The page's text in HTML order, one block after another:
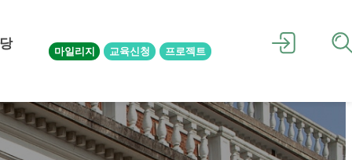
마일리지 교육신청 프로젝트